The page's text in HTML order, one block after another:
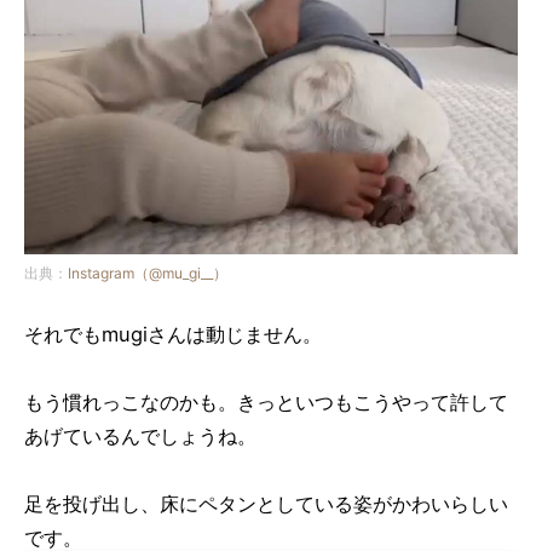
出典： Instagram（@mu_gi__）
それでもmugiさんは動じません。
もう慣れっこなのかも。きっといつもこうやって許して
あげているんでしょうね。
足を投げ出し、床にペタンとしている姿がかわいらしい
です。